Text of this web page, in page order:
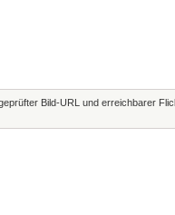
Bild-URL und erreichbarer